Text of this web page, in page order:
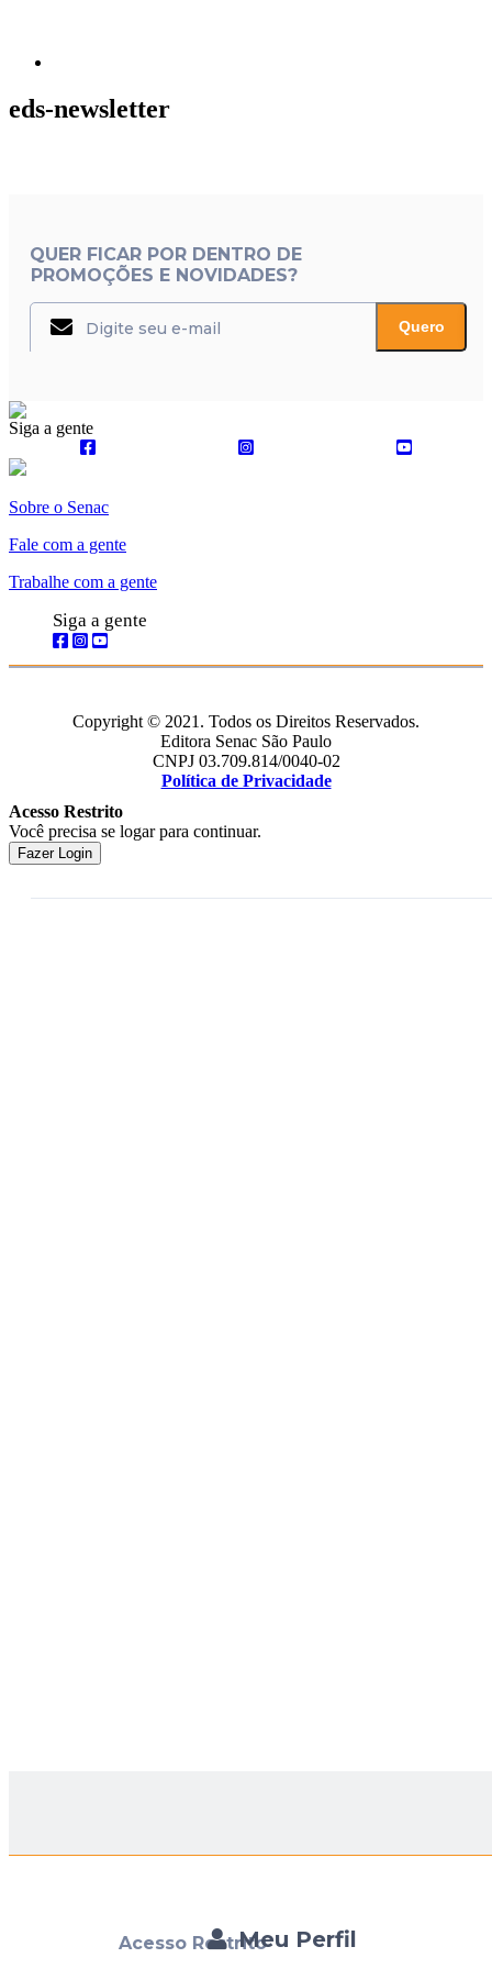
eds-newsletter
QUER FICAR POR DENTRO DE
PROMOÇÕES E NOVIDADES?
Quero
Siga a gente
Sobre o Senac
Fale com a gente
Trabalhe com a gente
Siga a gente
Copyright © 2021. Todos os Direitos Reservados.
Editora Senac São Paulo
CNPJ 03.709.814/0040-02
Política de Privacidade
Acesso Restrito
Você precisa se logar para continuar.
Fazer Login
Meu Perfil
Acesso Restrito